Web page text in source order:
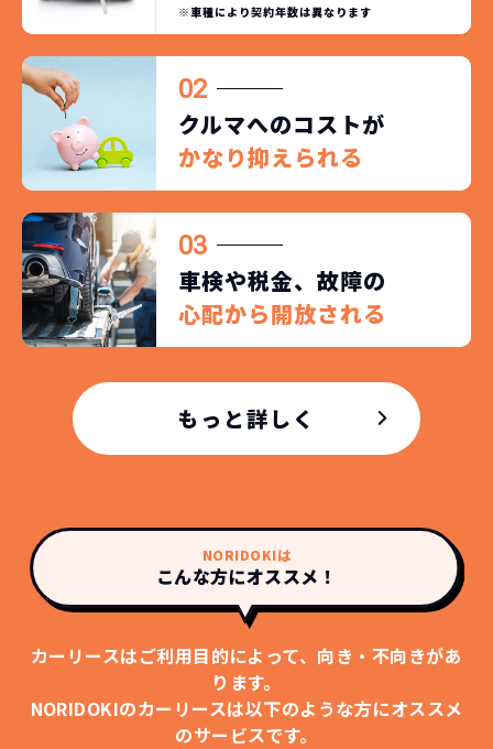
※車種により契約年数は異なります
02
クルマへのコストが
かなり抑えられる
03
車検や税金、故障の
心配から開放される
もっと詳しく
NORIDOKIは
こんな方にオススメ！
カーリースはご利用目的によって、向き・不向きがあ
ります。
NORIDOKIのカーリースは以下のような方にオススメ
のサービスです。